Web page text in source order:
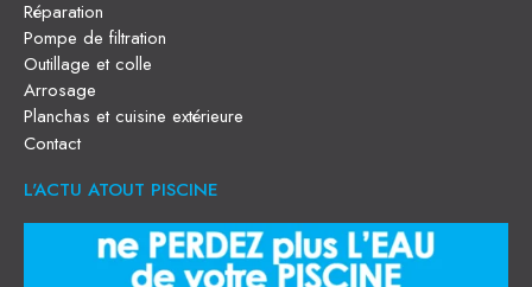
Réparation
Pompe de filtration
Outillage et colle
Arrosage
Planchas et cuisine extérieure
Contact
L'ACTU ATOUT PISCINE